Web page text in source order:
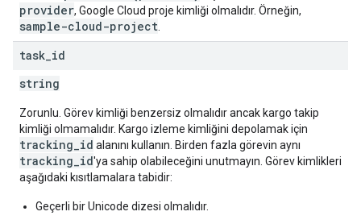
provider, Google Cloud proje kimliği olmalıdır. Örneğin,
sample-cloud-project
task id
string
Zorunlu. Görev kimliği benzersiz olmalıdır ancak kargo takip
kimliği olmamalıdır. Kargo izleme kimliğini depolamak için
tracking_id alanını kullanın. Birden fazla görevin aynı
tracking_id'ya sahip olabileceğini unutmayın. Görev kimlikleri
aşağıdaki kısıtlamalara tabidir:
Geçerli bir Unicode dizesi olmalıdır.